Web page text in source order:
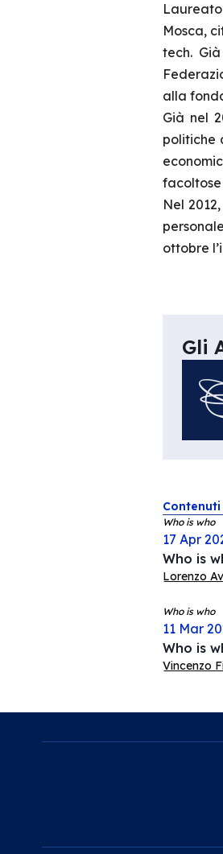
Mosca,
tech.
alla
Già nel
politiche
Nel
ottobre
Gli
Who is who
17 Apr
Who is
Lorenzo
Who is who
11 Mar
Who is
Vincenzo